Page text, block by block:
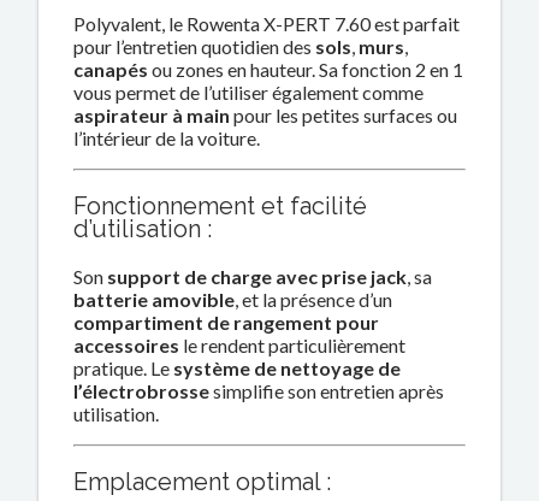
Polyvalent, le Rowenta X-PERT 7.60 est parfait
pour l’entretien quotidien des sols murs
canapés ou zones en hauteur. Sa fonction 2 en 1
vous permet de l’utiliser également comme
aspirateur à main pour les petites surfaces ou
l’intérieur de la voiture.
Fonctionnement et facilité
d’utilisation :
Son support de charge avec prise jack , sa
batterie amovible , et la présence d’un
compartiment de rangement pour
accessoires le rendent particulièrement
pratique. Le système de nettoyage de
l’électrobrossesimplifie son entretien après
utilisation.
Emplacement optimal :